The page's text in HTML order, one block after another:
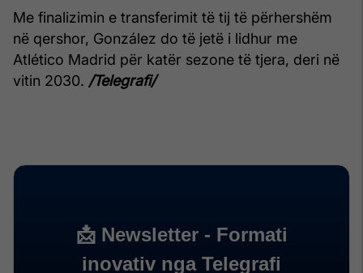
Me finalizimin e transferimit të tij të përhershëm
në qershor, González do të jetë i lidhur me
Atlético Madrid për katër sezone të tjera, deri në
vitin 2030. /Telegrafi/